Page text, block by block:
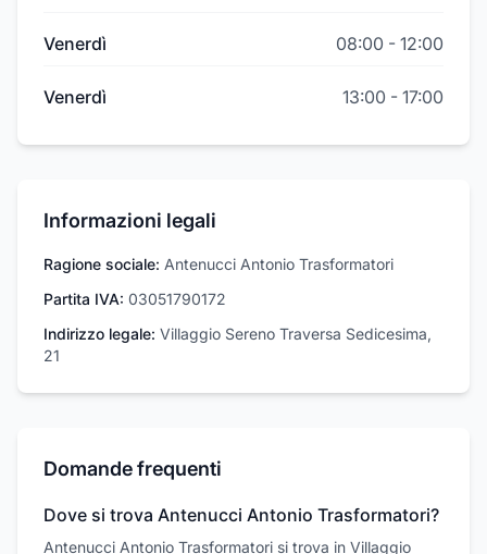
Venerdì 08:00 - 12:00
Venerdì 13:00 - 17:00
Informazioni legali
Ragione sociale: Antenucci Antonio Trasformatori
Partita IVA: 03051790172
Indirizzo legale: Villaggio Sereno Traversa Sedicesima,
21
Domande frequenti
Dove si trova Antenucci Antonio Trasformatori?
Antenucci Antonio Trasformatori si trova in Villaggio